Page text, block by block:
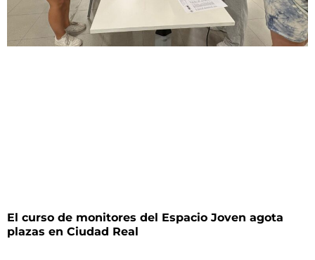
El curso de monitores del Espacio Joven agota
plazas en Ciudad Real